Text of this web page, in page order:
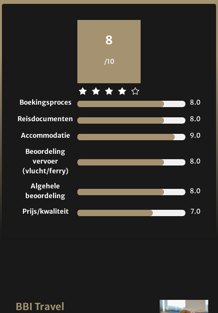
8
/10
Boekingsproces
8.0
Reisdocumenten
8.0
Accommodatie
9.0
Beoordeling
vervoer
(vlucht/ferry)
8.0
Algehele
beoordeling
8.0
Prijs/kwaliteit 7.0
BBI Travel